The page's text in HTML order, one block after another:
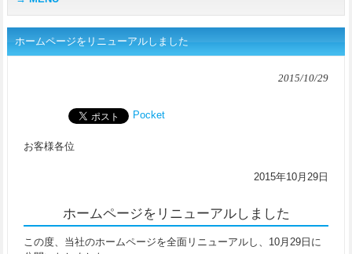
ホームページをリニューアルしました
2015/10/29
Pocket
お客様各位
2015年10月29日
ホームページをリニューアルしました
この度、当社のホームページを全面リニューアルし、10月29日に